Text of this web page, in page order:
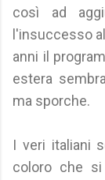
così ad
l'insuccesso
anni il
estera
ma sporche.
I veri italiani
coloro che